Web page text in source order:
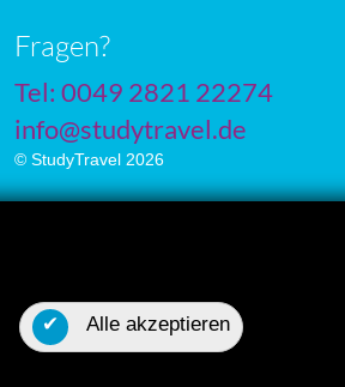
✔ Alle akzeptieren
Fragen?
Tel: 0049 2821 22274
info@studytravel.de
© StudyTravel 2026
Datenschutzgrundverordnung
Cookie-Einstellungen